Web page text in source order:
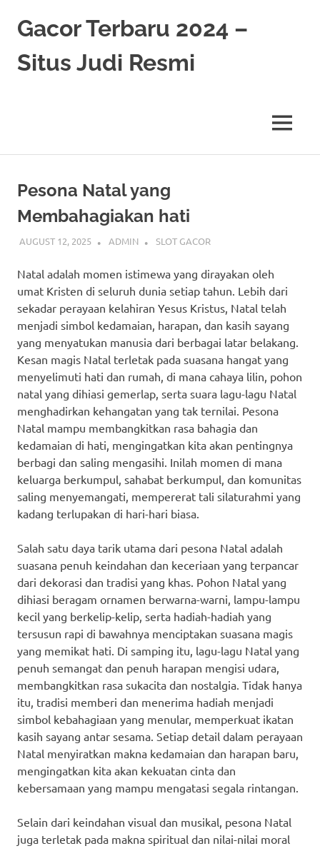
Gacor Terbaru 2024 –
Situs Judi Resmi
MENU
Pesona Natal yang
Membahagiakan hati
AUGUST 12, 2025 ADMIN SLOT GACOR
Natal adalah momen istimewa yang dirayakan oleh
umat Kristen di seluruh dunia setiap tahun. Lebih dari
sekadar perayaan kelahiran Yesus Kristus, Natal telah
menjadi simbol kedamaian, harapan, dan kasih sayang
yang menyatukan manusia dari berbagai latar belakang.
Kesan magis Natal terletak pada suasana hangat yang
menyelimuti hati dan rumah, di mana cahaya lilin, pohon
natal yang dihiasi gemerlap, serta suara lagu-lagu Natal
menghadirkan kehangatan yang tak ternilai. Pesona
Natal mampu membangkitkan rasa bahagia dan
kedamaian di hati, mengingatkan kita akan pentingnya
berbagi dan saling mengasihi. Inilah momen di mana
keluarga berkumpul, sahabat berkumpul, dan komunitas
saling menyemangati, mempererat tali silaturahmi yang
kadang terlupakan di hari-hari biasa.
Salah satu daya tarik utama dari pesona Natal adalah
suasana penuh keindahan dan keceriaan yang terpancar
dari dekorasi dan tradisi yang khas. Pohon Natal yang
dihiasi beragam ornamen berwarna-warni, lampu-lampu
kecil yang berkelip-kelip, serta hadiah-hadiah yang
tersusun rapi di bawahnya menciptakan suasana magis
yang memikat hati. Di samping itu, lagu-lagu Natal yang
penuh semangat dan penuh harapan mengisi udara,
membangkitkan rasa sukacita dan nostalgia. Tidak hanya
itu, tradisi memberi dan menerima hadiah menjadi
simbol kebahagiaan yang menular, memperkuat ikatan
kasih sayang antar sesama. Setiap detail dalam perayaan
Natal menyiratkan makna kedamaian dan harapan baru,
mengingatkan kita akan kekuatan cinta dan
kebersamaan yang mampu mengatasi segala rintangan.
Selain dari keindahan visual dan musikal, pesona Natal
juga terletak pada makna spiritual dan nilai-nilai moral